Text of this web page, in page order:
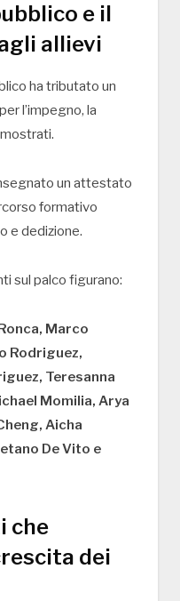
e il
allievi
ha tributato un
l’impegno, la
un attestato
formativo
e dedizione.
sul palco figurano:
Marco
Rodriguez,
Teresanna
Momilia, Arya
Aicha
De Vito e
che
dei